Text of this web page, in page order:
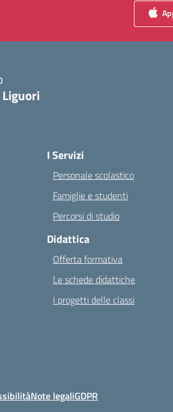
I Servizi
Personale scolastico
Famiglie e studenti
Percorsi di studio
Didattica
Offerta formativa
Le schede didattiche
I progetti delle classi
Note legaliGDPR